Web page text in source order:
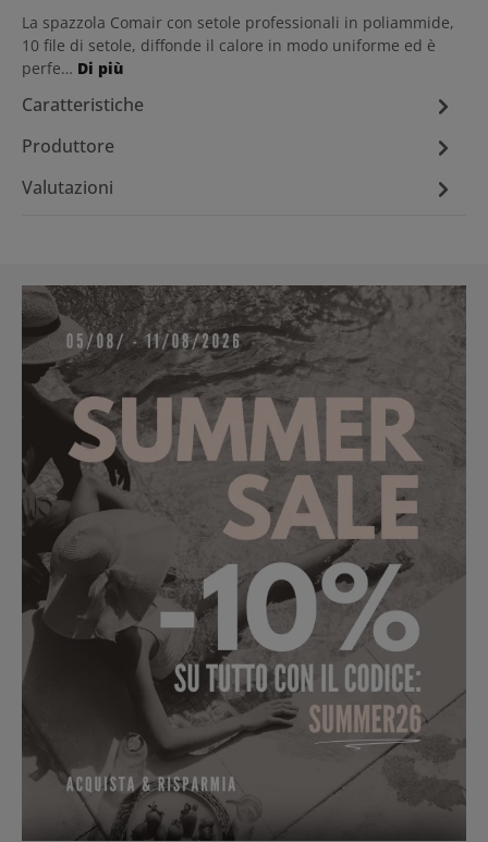
La spazzola Comair con setole professionali in poliammide,
10 file di setole, diffonde il calore in modo uniforme ed è
perfe… Di più
Caratteristiche
Produttore
Valutazioni